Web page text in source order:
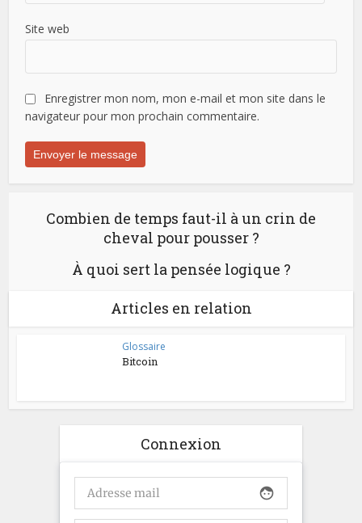
Site web
Enregistrer mon nom, mon e-mail et mon site dans le
navigateur pour mon prochain commentaire.
Combien de temps faut-il à un crin de
cheval pour pousser ?
À quoi sert la pensée logique ?
Articles en relation
Glossaire
Bitcoin
Connexion
face